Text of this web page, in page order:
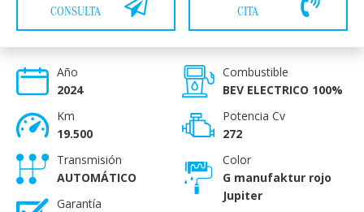
CONSULTA
CITA
Año
2024
Km
19.500
Combustible
BEV ELECTRICO 100%
Potencia Cv
272
Transmisión
AUTOMÁTICO
Garantía
Color
G manufaktur rojo
Jupiter